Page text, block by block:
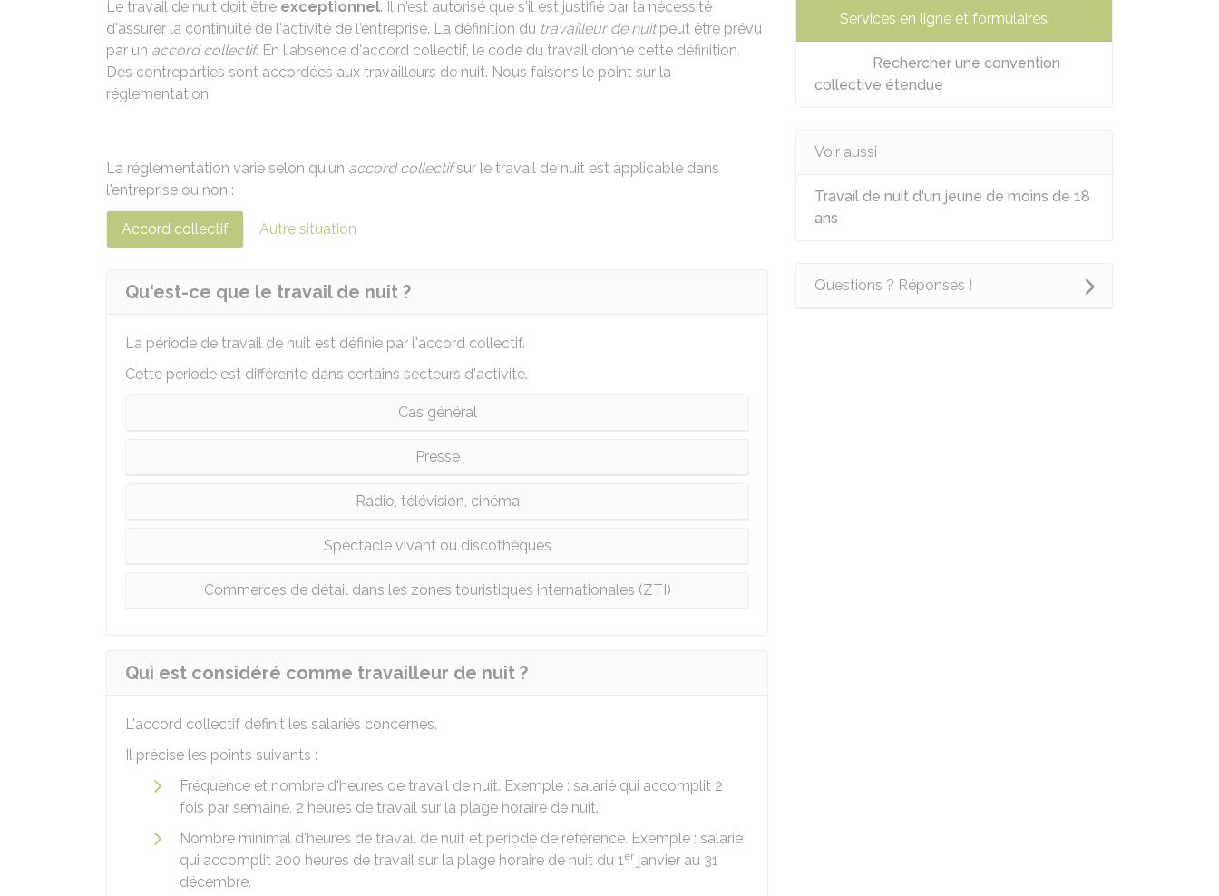
Le travail de nuit doit être exceptionnel. Il n'est autorisé que s'il est justifié par la nécessité
d'assurer la continuité de l'activité de l'entreprise. La définition du travailleur de nuitpeut être prévu
par un accord collectif. En l'absence d'accord collectif, le code du travail donne cette définition.
Des contreparties sont accordées aux travailleurs de nuit. Nous faisons le point sur la
réglementation.
La réglementation varie selon qu'un accord collectifsur le travail de nuit est applicable dans
l'entreprise ou non :
Accord collectif Autre situation
Qu'est-ce que le travail de nuit ?
La période de travail de nuit est définie par l'accord collectif.
Cette période est différente dans certains secteurs d'activité.
Cas général
Presse
Radio, télévision, cinéma
Spectacle vivant ou discothèques
Commerces de détail dans les zones touristiques internationales (ZTI)
Qui est considéré comme travailleur de nuit ?
L'accord collectif définit les salariés concernés.
Il précise les points suivants :
Fréquence et nombre d'heures de travail de nuit. Exemple : salarié qui accomplit 2
fois par semaine, 2 heures de travail sur la plage horaire de nuit.
Nombre minimal d'heures de travail de nuit et période de référence. Exemple : salarié
qui accomplit 200 heures de travail sur la plage horaire de nuit du 1er janvier au 31
décembre.
Services en ligne et formulaires
Rechercher une convention
collective étendue
Voir aussi
Travail de nuit d'un jeune de moins de 18
ans
Questions ? Réponses !